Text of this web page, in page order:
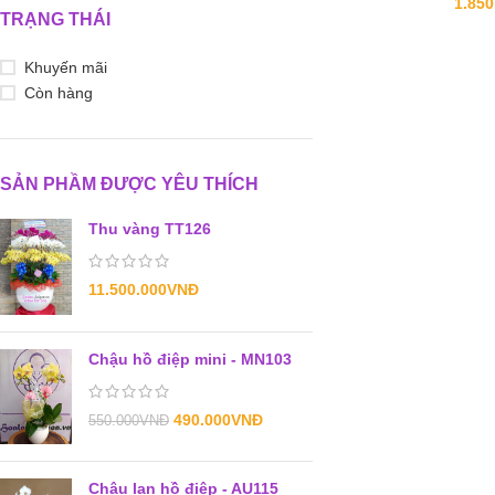
TRẠNG THÁI
Khuyến mãi
Còn hàng
SẢN PHẦM ĐƯỢC YÊU THÍCH
Thu vàng TT126
11.500.000VNĐ
Chậu hồ điệp mini - MN103
550.000VNĐ 490.000VNĐ
Chậu lan hồ điệp - AU115